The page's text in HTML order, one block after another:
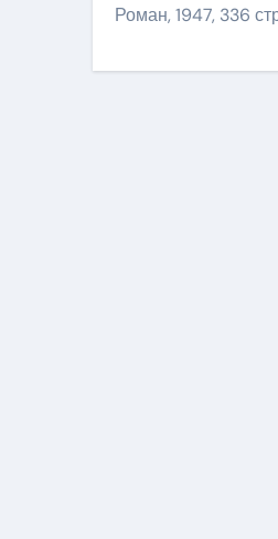
Роман, 1947, 336